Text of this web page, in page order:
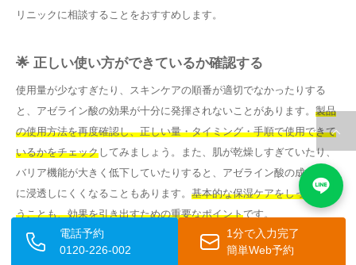
リニックに相談することをおすすめします。
🌟 正しい使い方ができているか確認する
使用量が少なすぎたり、スキンケアの順番が適切でなかったりする
と、アゼライン酸の効果が十分に発揮されないことがあります。 製品
の使用方法を再度確認し、正しい量・タイミング・手順で使用できて
いるかをチェック してみましょう。また、肌が乾燥しすぎていたり、
バリア機能が大きく低下していたりすると、アゼライン酸の成分が肌
に浸透しにくくなることもあります。 基本的な保湿ケアをしっかり行
うことも、効果を引き出すための重要なポイントです。
電話予約
0120-226-002
1分で入力完了
簡単Web予約